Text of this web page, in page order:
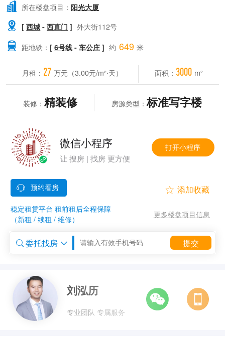

 所在楼盘项目： 阳光大厦
 [西城 -西直门 ] 外大街112号
 距地铁： [6号线 -车公庄 ] 约 649 米
月租： 27 万元（3.00元/m²⋅天） 面积： 3000 m²
装修： 精装修 房源类型：标准写字楼
微信小程序
让 搜房 | 找房 更方便
打开小程序
稳定租赁平台 租前租后全程保障
（新租 / 续租 / 维修）

更多楼盘项目信息
 委托找房  提交
刘泓历
专业团队 专属服务